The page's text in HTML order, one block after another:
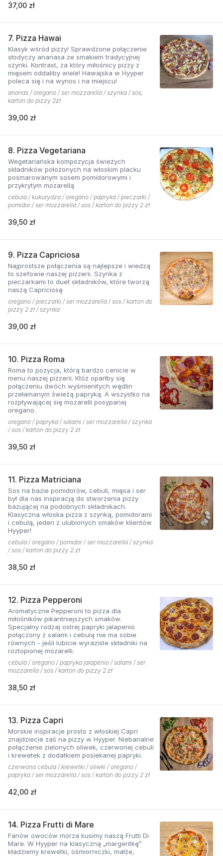
37,00 zł
7. Pizza Hawai
Klasyk wśród pizzy! Sprawdzone połączenie
słodyczy ananasa ze smakiem tradycyjnej
szynki. Kontrast, za który miłośnicy pizzy z
mięsem oddaliby wiele! Hawajska w Hyyper
poleca się i na wynos i na miejscu!
ananas / oregano / ser mozzarella / szynka / sos,
karton do pizzy 2zł
39,00 zł
8. Pizza Vegetariana
Wegetariańska kompozycja świeżych
składników położonych na włoskim placku
posmarowanym sosem pomidorowymi i
przykrytym mozarellą
cebula / kukurydza / oregano / papryka / pieczarki /
pomidor / ser mozzarella / sos / karton do pizzy 2 zł
39,50 zł
9. Pizza Capriciosa
Najprostsze połączenia są najlepsze i wiedzą
to szefowie naszej pizzerii. Szynka z
pieczarkami to duet składników, które tworzą
naszą Capriciosę
oregano / pieczarki / ser mozzarella / sos / karton do
pizzy 2 zł / szynka
39,00 zł
10. Pizza Roma
Roma to pozycja, którą bardzo cenicie w
menu naszej pizzerii. Któż oparłby się
połączeniu dwóch wyśmienitych wędlin
przełamanym świeżą papryką. A wszystko na
rozpływającej się mozarelli posypanej
oregano.
oregano / papryka / salami / ser mozzarella / szynka
/ sos / karton do pizzy 2 zł
39,50 zł
11. Pizza Matriciana
Sos na bazie pomidorów, cebuli, mięsa i ser
był dla nas inspiracją do stworzenia pizzy
bazującej na podobnych składnikach.
Klasyczna włoska pizza z szynką, pomidorami
i cebulą, jeden z ulubionych smaków klientów
Hyyper!
cebula / oregano / pomidor / ser mozzarella / szynka
/ sos / karton do pizzy 2 zł
38,50 zł
12. Pizza Pepperoni
Aromatyczne Pepperoni to pizza dla
miłośników pikantniejszych smaków.
Specjalny rodzaj ostrej papryki jalapenio
połączony z salami i cebulą nie ma sobie
równych - jeśli lubicie wyraziste składniki na
roztopionej mozarelli.
cebula / oregano / papryka jalapenio / salami / ser
mozzarella / sos / karton do pizzy 2 zł
38,50 zł
13. Pizza Capri
Morskie inspiracje prosto z włoskiej Capri
znajdziecie zaś na pizzy w Hyyper. Niebanalne
połączenie zielonych oliwek, czerwonej cebuli
i krewetek z dodatkiem posiekanej papryki.
czerwona cebula / krewetki / oliwki / oregano /
papryka / ser mozzarella / sos / karton do pizzy 2 zł
42,00 zł
14. Pizza Frutti di Mare
Fanów owoców morza kusimy naszą Frutti Di
Mare. W Hyyper na klasyczną „margeritkę”
kładziemy krewetki, ośmiorniczki, małże,